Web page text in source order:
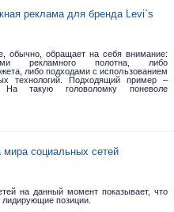
реклама для бренда Levi`s
обычно, обращает на себя внимание:
рекламного полотна, либо
либо подходами с использованием
технологий. Подходящий пример –
На такую головоломку поневоле
мира социальных сетей
на данный момент показывает, что
позиции.